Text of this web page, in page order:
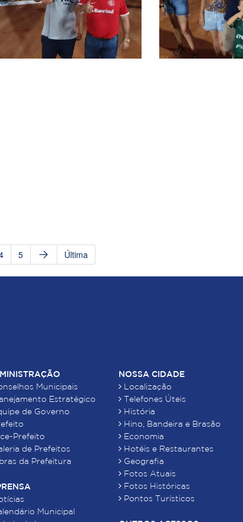
5 Última
Municipais
Estratégico
de Governo
Prefeito
de Prefeitos
da Prefeitura
Municipal
NOSSA CIDADE
Localização
Telefones Úteis
História
Hino, Bandeira e Brasão
Economia
Hotéis e Restaurantes
Geografia
Fotos Atuais
Fotos Históricas
Pontos Turísticos